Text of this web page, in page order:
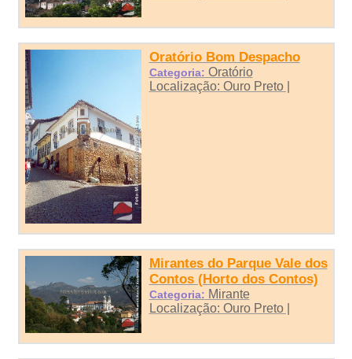
Oratório Bom Despacho
Categoria: Oratório
Localização: Ouro Preto |
Mirantes do Parque Vale dos
Contos (Horto dos Contos)
Categoria: Mirante
Localização: Ouro Preto |